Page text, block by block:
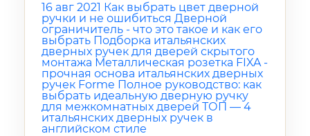
16 авг 2021 Как выбрать цвет дверной
ручки и не ошибиться Дверной
ограничитель - что это такое и как его
выбрать Подборка итальянских
дверных ручек для дверей скрытого
монтажа Металлическая розетка FIXA -
прочная основа итальянских дверных
ручек Forme Полное руководство: как
выбрать идеальную дверную ручку
для межкомнатных дверей ТОП — 4
итальянских дверных ручек в
английском стиле